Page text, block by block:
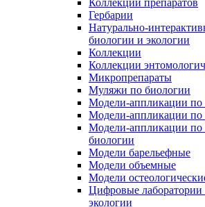
Коллекции препаратов
Гербарии
Натурально-
биологии и экологии
Коллекции
Коллекции
Микропрепараты
Муляжи по биологии
Модели-аппликации по
Модели-аппликации по
Модели-аппликации по
биологии
Модели барельефные
Модели объемные
Модели
Цифровые лаборатории
экологии